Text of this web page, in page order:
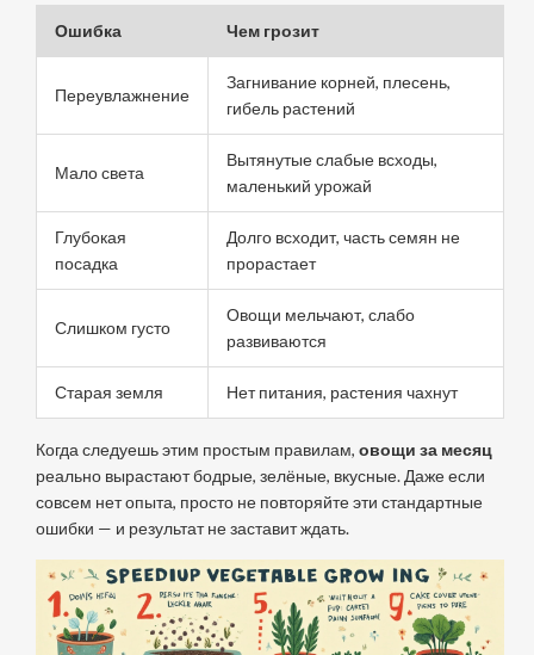
Ошибка Чем грозит
Переувлажнение
Загнивание корней, плесень,
гибель растений
Мало света
Вытянутые слабые всходы,
маленький урожай
Глубокая
посадка
Долго всходит, часть семян не
прорастает
Слишком густо
Овощи мельчают, слабо
развиваются
Старая земля Нет питания, растения чахнут
Когда следуешь этим простым правилам, овощи за месяц
реально вырастают бодрые, зелёные, вкусные. Даже если
совсем нет опыта, просто не повторяйте эти стандартные
ошибки — и результат не заставит ждать.